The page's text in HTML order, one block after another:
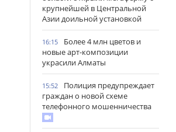
крупнейшей в Центральной
Азии доильной установкой
16:15
Более 4 млн цветов и
новые арт-композиции
украсили Алматы
15:52
Полиция предупреждает
граждан о новой схеме
телефонного мошенничества